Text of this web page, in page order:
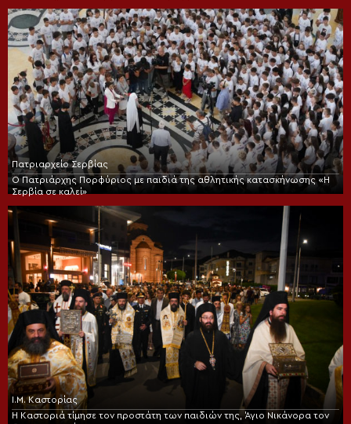
Πατριαρχείο Σερβίας
Ο Πατριάρχης Πορφύριος με παιδιά της αθλητικής κατασκήνωσης «Η
Σερβία σε καλεί»
Ι.Μ. Καστορίας
Η Καστοριά τίμησε τον προστάτη των παιδιών της, Άγιο Νικάνορα τον